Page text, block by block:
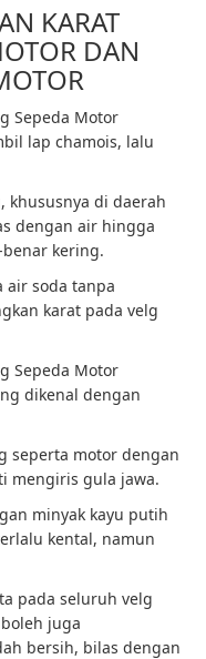
KARAT
DAN
Sepeda Motor
lap chamois, lalu
khususnya di daerah
dengan air hingga
kering.
air soda tanpa
karat pada velg
Sepeda Motor
dikenal dengan
seperta motor dengan
mengiris gula jawa.
minyak kayu putih
kental, namun
pada seluruh velg
juga
bersih, bilas dengan